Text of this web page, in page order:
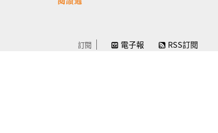
訂閱 電子報 RSS訂閱